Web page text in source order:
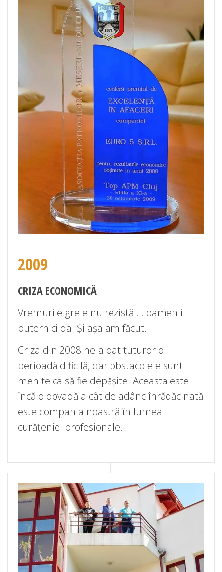
2009
CRIZA ECONOMICĂ
Vremurile grele nu rezistă … oamenii
puternici da. Și așa am făcut.
Criza din 2008 ne-a dat tuturor o
perioadă dificilă, dar obstacolele sunt
menite ca să fie depășite. Aceasta este
încă o dovadă a cât de adânc înrădăcinată
este compania noastră în lumea
curățeniei profesionale.